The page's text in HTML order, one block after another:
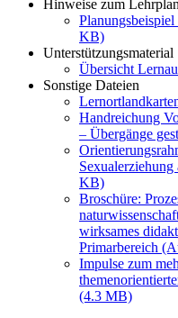
Hinweise zum Lehrplan
KB)
Unterstützungsmaterial
Übersicht
Sonstige Dateien
Handreichung
– Übergänge
Sexualerziehung
KB)
Broschüre:
wirksames
Primarbereich
Impulse zum
(4.3 MB)